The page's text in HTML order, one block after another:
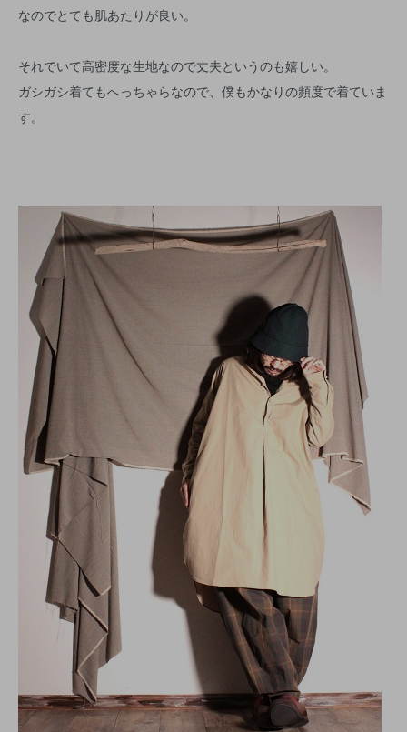
なのでとても肌あたりが良い。
それでいて高密度な生地なので丈夫というのも嬉しい。
ガシガシ着てもへっちゃらなので、僕もかなりの頻度で着ていま
す。